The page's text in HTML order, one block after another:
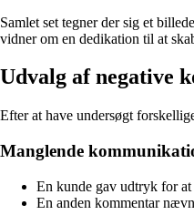
Samlet set tegner der sig et
vidner om en dedikation til at
Udvalg af negative
Efter at have undersøgt
Manglende
En kunde gav udtryk for
En anden kommentar